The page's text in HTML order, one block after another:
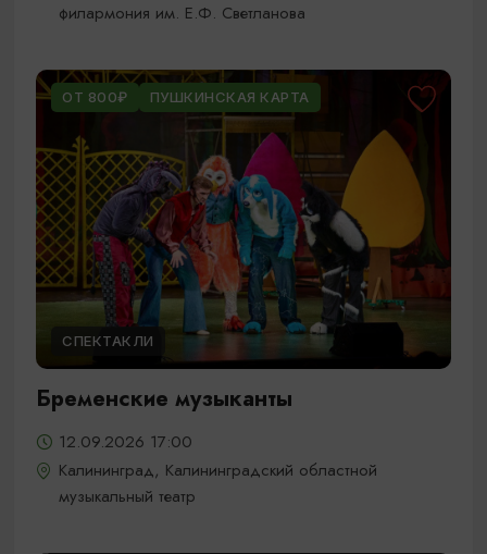
филармония им. Е.Ф. Светланова
ОТ 800₽ ПУШКИНСКАЯ КАРТА
СПЕКТАКЛИ
Бременские музыканты
12.09.2026 17:00
Калининград, Калининградский областной
музыкальный театр